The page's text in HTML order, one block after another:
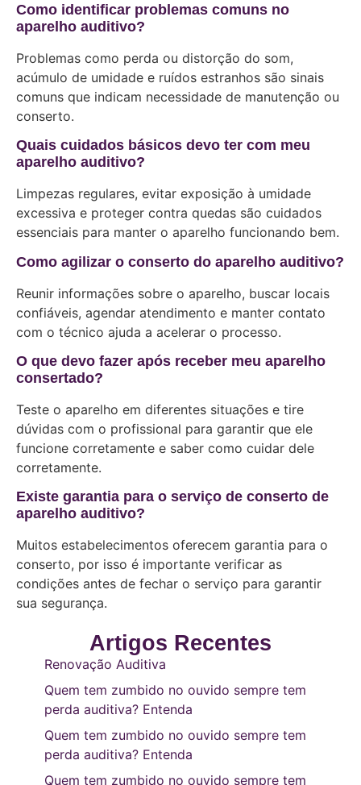
Como identificar problemas comuns no
aparelho auditivo?
Problemas como perda ou distorção do som,
acúmulo de umidade e ruídos estranhos são sinais
comuns que indicam necessidade de manutenção ou
conserto.
Quais cuidados básicos devo ter com meu
aparelho auditivo?
Limpezas regulares, evitar exposição à umidade
excessiva e proteger contra quedas são cuidados
essenciais para manter o aparelho funcionando bem.
Como agilizar o conserto do aparelho auditivo?
Reunir informações sobre o aparelho, buscar locais
confiáveis, agendar atendimento e manter contato
com o técnico ajuda a acelerar o processo.
O que devo fazer após receber meu aparelho
consertado?
Teste o aparelho em diferentes situações e tire
dúvidas com o profissional para garantir que ele
funcione corretamente e saber como cuidar dele
corretamente.
Existe garantia para o serviço de conserto de
aparelho auditivo?
Muitos estabelecimentos oferecem garantia para o
conserto, por isso é importante verificar as
condições antes de fechar o serviço para garantir
sua segurança.
Artigos Recentes
Renovação Auditiva
Quem tem zumbido no ouvido sempre tem
perda auditiva? Entenda
Quem tem zumbido no ouvido sempre tem
perda auditiva? Entenda
Quem tem zumbido no ouvido sempre tem